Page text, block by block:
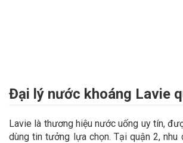
Đại lý nước khoáng Lavie
Lavie là thương hiệu nước uống uy tín,
dùng tin tưởng lựa chọn. Tại quận 2,